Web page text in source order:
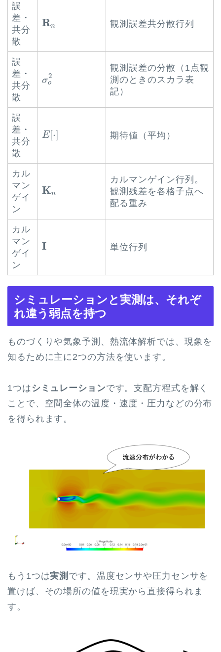
誤
差・
共分
散
Rn
R 観測誤差共分散行列
誤
差・
共分
散
σ2
o
o
観測誤差の分散（1点観
測のときのスカラ表
記）
誤
差・
共分
散
E[⋅]
E[⋅ ] 期待値（平均）
カル
マン
ゲイ
ン
Kn
Kn
カルマンゲイン行列。
観測残差を各格子点へ
配る重み
カル
マン
ゲイ
ン
I
I 単位行列
シミュレーションと実測は、それぞ
れ違う弱点を持つ
ものづくりや気象予測、熱流体解析では、現象を
知るために主に2つの方法を使います。
1つは シミュレーションです。支配方程式を解く
ことで、空間全体の温度・速度・圧力などの分布
を得られます。
もう1つは実測 です。温度センサや圧力センサを
置けば、その場所の値を現実から直接得られま
す。